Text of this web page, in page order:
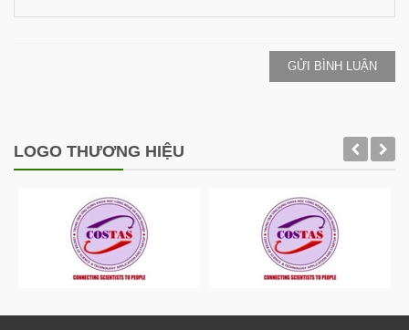
GỬI BÌNH LUẬN
LOGO THƯƠNG HIỆU